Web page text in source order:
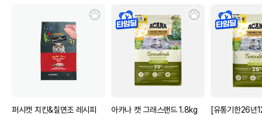
퍼시캣 치킨&칠면조 레시피
아카나 캣 그래스랜드 1.8kg
[유통기한26년